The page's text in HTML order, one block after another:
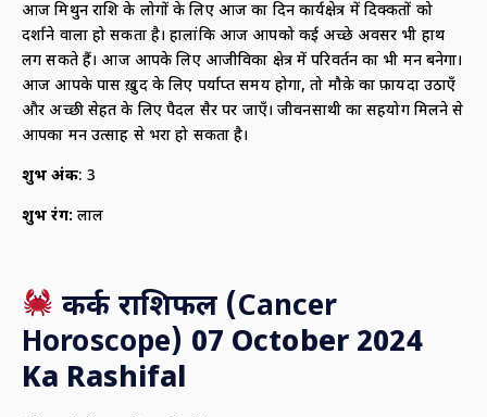
आज मिथुन राशि के लोगों के लिए आज का दिन कार्यक्षेत्र में दिक्कतों को
दर्शाने वाला हो सकता है। हालांकि आज आपको कई अच्छे अवसर भी हाथ
लग सकते हैं। आज आपके लिए आजीविका क्षेत्र में परिवर्तन का भी मन बनेगा।
आज आपके पास ख़ुद के लिए पर्याप्त समय होगा, तो मौक़े का फ़ायदा उठाएँ
और अच्छी सेहत के लिए पैदल सैर पर जाएँ। जीवनसाथी का सहयोग मिलने से
आपका मन उत्साह से भरा हो सकता है।
शुभ अंक: 3
शुभ रंग: लाल
कर्क राशिफल (Cancer
Horoscope) 07 October 2024
Ka Rashifal